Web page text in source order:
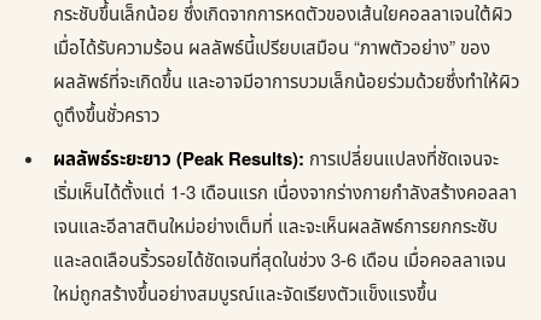
กระชับขึ้นเล็กน้อย ซึ่งเกิดจากการหดตัวของเส้นใยคอลลาเจนใต้ผิว
เมื่อได้รับความร้อน ผลลัพธ์นี้เปรียบเสมือน “ภาพตัวอย่าง” ของ
ผลลัพธ์ที่จะเกิดขึ้น และอาจมีอาการบวมเล็กน้อยร่วมด้วยซึ่งทำให้ผิว
ดูตึงขึ้นชั่วคราว
ผลลัพธ์ระยะยาว (Peak Results): การเปลี่ยนแปลงที่ชัดเจนจะ
เริ่มเห็นได้ตั้งแต่ 1-3 เดือนแรก เนื่องจากร่างกายกำลังสร้างคอลลา
เจนและอีลาสตินใหม่อย่างเต็มที่ และจะเห็นผลลัพธ์การยกกระชับ
และลดเลือนริ้วรอยได้ชัดเจนที่สุดในช่วง 3-6 เดือน เมื่อคอลลาเจน
ใหม่ถูกสร้างขึ้นอย่างสมบูรณ์และจัดเรียงตัวแข็งแรงขึ้น